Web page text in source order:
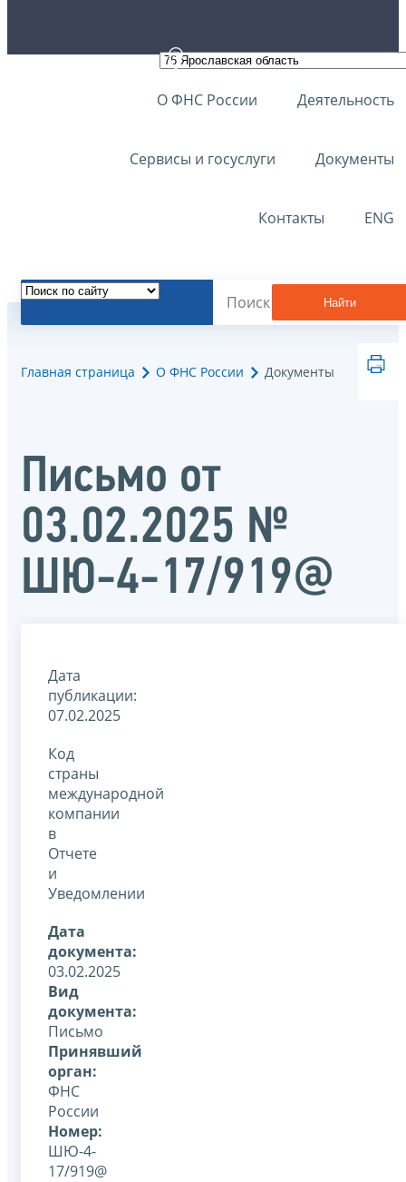
О ФНС России Деятельность
Сервисы и госуслуги Документы
Контакты ENG
Найти
Главная страница О ФНС России Документы
Письмо от
03.02.2025 №
ШЮ-4-17/919@
Дата
публикации:
07.02.2025
Код
страны
международной
компании
в
Отчете
и
Уведомлении
Дата
документа:
03.02.2025
Вид
документа:
Письмо
Принявший
орган:
ФНС
России
Номер:
ШЮ-4-
17/919@